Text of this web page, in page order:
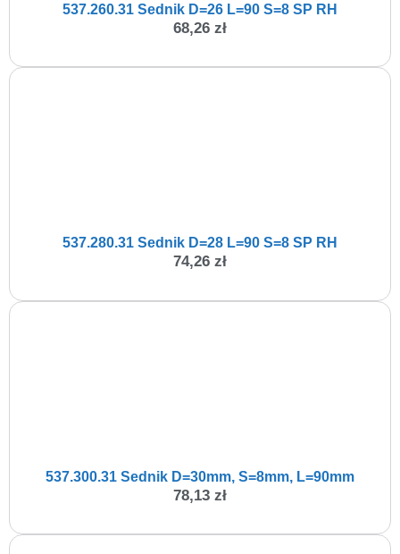
537.260.31 Sednik D=26 L=90 S=8 SP RH
68,26 zł
537.280.31 Sednik D=28 L=90 S=8 SP RH
74,26 zł
537.300.31 Sednik D=30mm, S=8mm, L=90mm
78,13 zł